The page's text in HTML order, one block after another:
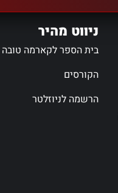
ניווט מהיר
בית הספר לקארמה טובה
הקורסים
הרשמה לניוזלטר